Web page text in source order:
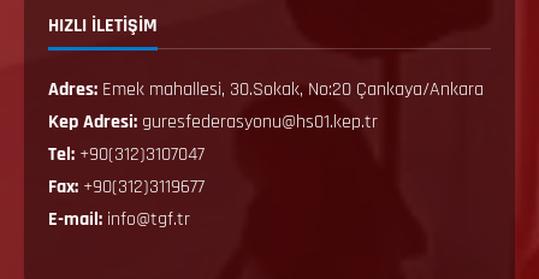
HIZLI İLETİŞİM
Adres: Emek mahallesi, 30.Sokak, No:20 Çankaya/Ankara
Kep Adresi: guresfederasyonu@hs01.kep.tr
Tel: +90(312)3107047
Fax: +90(312)3119677
E-mail: info@tgf.tr